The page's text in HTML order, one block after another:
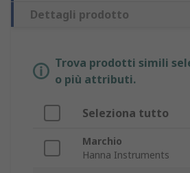
Dettagli prodotto
Trova prodotti simili
o più attributi.
Seleziona tutto
Marchio
Hanna Instruments